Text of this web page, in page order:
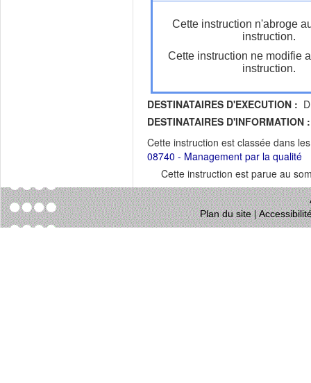
Cette instruction n'abroge
instruction.
Cette instruction ne modifie
instruction.
DESTINATAIRES D'EXECUTION :
DESTINATAIRES D'INFORMATION :
Cette instruction est classée dans
08740 - Management par la qualité
Cette instruction est parue au
Plan du site|